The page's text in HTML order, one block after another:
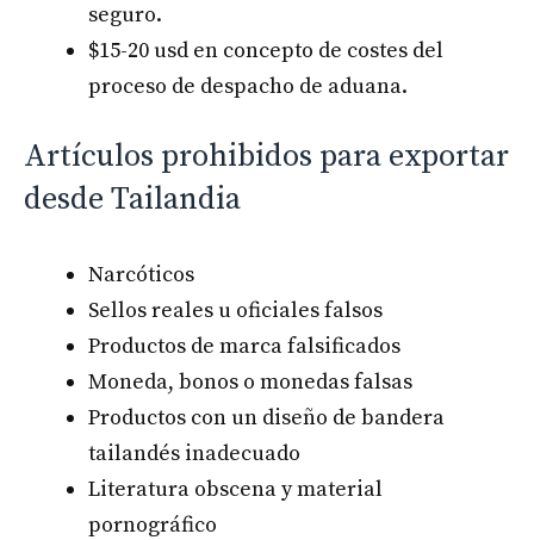
seguro.
$15-20 usd en concepto de costes del
proceso de despacho de aduana.
Artículos prohibidos para exportar
desde Tailandia
Narcóticos
Sellos reales u oficiales falsos
Productos de marca falsificados
Moneda, bonos o monedas falsas
Productos con un diseño de bandera
tailandés inadecuado
Literatura obscena y material
pornográfico